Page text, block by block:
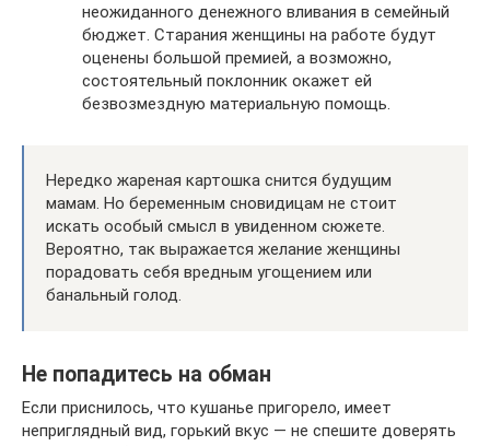
неожиданного денежного вливания в семейный
бюджет. Старания женщины на работе будут
оценены большой премией, а возможно,
состоятельный поклонник окажет ей
безвозмездную материальную помощь.
Нередко жареная картошка снится будущим
мамам. Но беременным сновидицам не стоит
искать особый смысл в увиденном сюжете.
Вероятно, так выражается желание женщины
порадовать себя вредным угощением или
банальный голод.
Не попадитесь на обман
Если приснилось, что кушанье пригорело, имеет
неприглядный вид, горький вкус — не спешите доверять